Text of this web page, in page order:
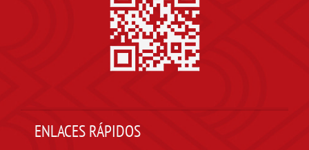
ENLACES RÁPIDOS